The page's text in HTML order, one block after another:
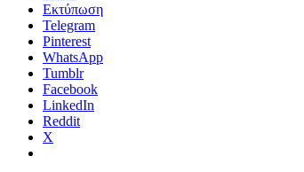
Email
Εκτύπωση
Telegram
Pinterest
WhatsApp
Tumblr
Facebook
LinkedIn
Reddit